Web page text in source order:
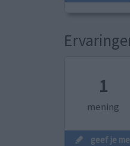
1
mening
geef je